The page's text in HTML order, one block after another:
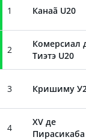
1 Канаã U20
2
Комерсиал
Тиэтэ U20
3 Кришиму
4
XV де
Пирасикаба